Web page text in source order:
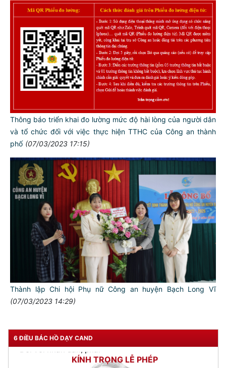
Thông báo triển khai đo lường mức độ hài lòng của người dân
và tổ chức đối với việc thực hiện TTHC của Công an thành
phố (07/03/2023 17:15)
Thành lập Chi hội Phụ nữ Công an huyện Bạch Long Vĩ
(07/03/2023 14:29)
6 ĐIỀU BÁC HỒ DẠY CAND
TƯ CÁCH
NGƯỜI CÔNG AN CÁCH MỆNH LÀ:
Đối với tự mình, phải
CẦN, KIỆM, LIÊM, CHÍNH
Đối với đồng sự, phải
THÂN ÁI GIÚP ĐỠ
Đối với chính phủ, phải
TUYỆT ĐỐI TRUNG THÀNH
KÍNH TRỌNG LỄ PHÉP
Đối với công việc, phải
TẬN TỤY